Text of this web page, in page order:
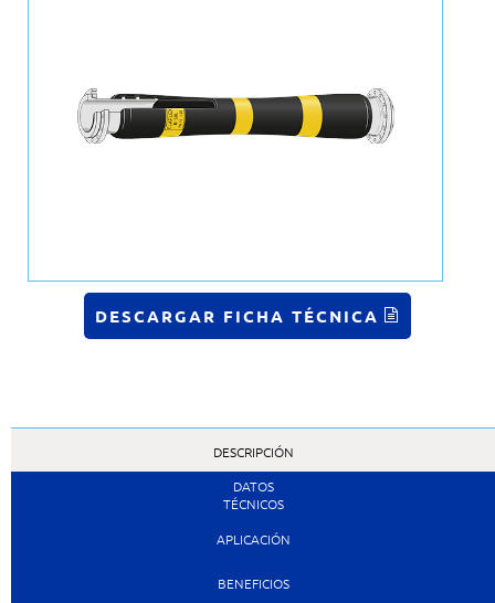
DESCARGAR FICHA TÉCNICA
DESCRIPCIÓN
DATOS
TÉCNICOS
APLICACIÓN
BENEFICIOS